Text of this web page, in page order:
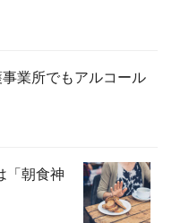
業所でもアルコール
「朝食神